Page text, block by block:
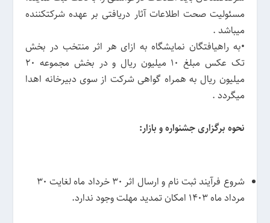
مسئولیت صحت اطلاعات آثار دریافتی بر عهده شرکتکننده
میباشد .
•به راهیافتگان نمایشگاه به ازای هر اثر منتخب در بخش
تک عکس مبلغ 10 میلیون ریال و در بخش مجموعه 20
میلیون ریال به همراه گواهی شرکت از سوی دبیرخانه اهدا
میگردد .
نحوه برگزاری جشنواره و بازار:
شروع فرآیند ثبت نام و ارسال اثر 30 خرداد ماه لغایت 30
مرداد ماه 1403 امکان تمدید مهلت وجود ندارد.